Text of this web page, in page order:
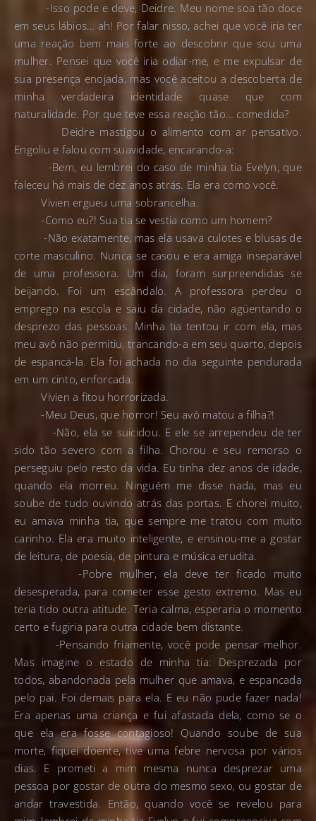
-Isso pode e deve, Deidre. Meu nome soa tão doce
em seus lábios… ah! Por falar nisso, achei que você iria ter
uma reação bem mais forte ao descobrir que sou uma
mulher. Pensei que você iria odiar-me, e me expulsar de
sua presença enojada, mas você aceitou a descoberta de
minha verdadeira identidade quase que com
naturalidade. Por que teve essa reação tão… comedida?
Deidre mastigou o alimento com ar pensativo.
Engoliu e falou com suavidade, encarando-a:
-Bem, eu lembrei do caso de minha tia Evelyn, que
faleceu há mais de dez anos atrás. Ela era como você.
Vivien ergueu uma sobrancelha.
-Como eu?! Sua tia se vestia como um homem?
-Não exatamente, mas ela usava culotes e blusas de
corte masculino. Nunca se casou e era amiga inseparável
de uma professora. Um dia, foram surpreendidas se
beijando. Foi um escândalo. A professora perdeu o
emprego na escola e saiu da cidade, não agüentando o
desprezo das pessoas. Minha tia tentou ir com ela, mas
meu avô não permitiu, trancando-a em seu quarto, depois
de espancá-la. Ela foi achada no dia seguinte pendurada
em um cinto, enforcada.
Vivien a fitou horrorizada.
-Meu Deus, que horror! Seu avô matou a filha?!
-Não, ela se suicidou. E ele se arrependeu de ter
sido tão severo com a filha. Chorou e seu remorso o
perseguiu pelo resto da vida. Eu tinha dez anos de idade,
quando ela morreu. Ninguém me disse nada, mas eu
soube de tudo ouvindo atrás das portas. E chorei muito,
eu amava minha tia, que sempre me tratou com muito
carinho. Ela era muito inteligente, e ensinou-me a gostar
de leitura, de poesia, de pintura e música erudita.
-Pobre mulher, ela deve ter ficado muito
desesperada, para cometer esse gesto extremo. Mas eu
teria tido outra atitude. Teria calma, esperaria o momento
certo e fugiria para outra cidade bem distante.
-Pensando friamente, você pode pensar melhor.
Mas imagine o estado de minha tia: Desprezada por
todos, abandonada pela mulher que amava, e espancada
pelo pai. Foi demais para ela. E eu não pude fazer nada!
Era apenas uma criança e fui afastada dela, como se o
que ela era fosse contagioso! Quando soube de sua
morte, fiquei doente, tive uma febre nervosa por vários
dias. E prometi a mim mesma nunca desprezar uma
pessoa por gostar de outra do mesmo sexo, ou gostar de
andar travestida. Então, quando você se revelou para